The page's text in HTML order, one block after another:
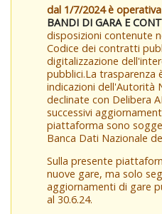
dal 1/7/2024 è
BANDI DI GARA E
disposizioni contenute
Codice dei contratti
digitalizzazione
pubblici.La trasparenza
indicazioni dell'Autorità
declinate con Delibera
successivi
piattaforma sono
Banca Dati Nazionale
Sulla presente
nuove gare, ma solo
aggiornamenti di gare
al 30.6.24.